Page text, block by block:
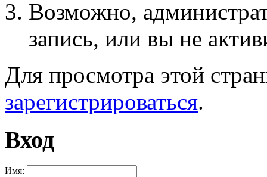
Возможно,
запись, или вы не
Для просмотра этой
зарегистрироваться.
Вход
Имя: